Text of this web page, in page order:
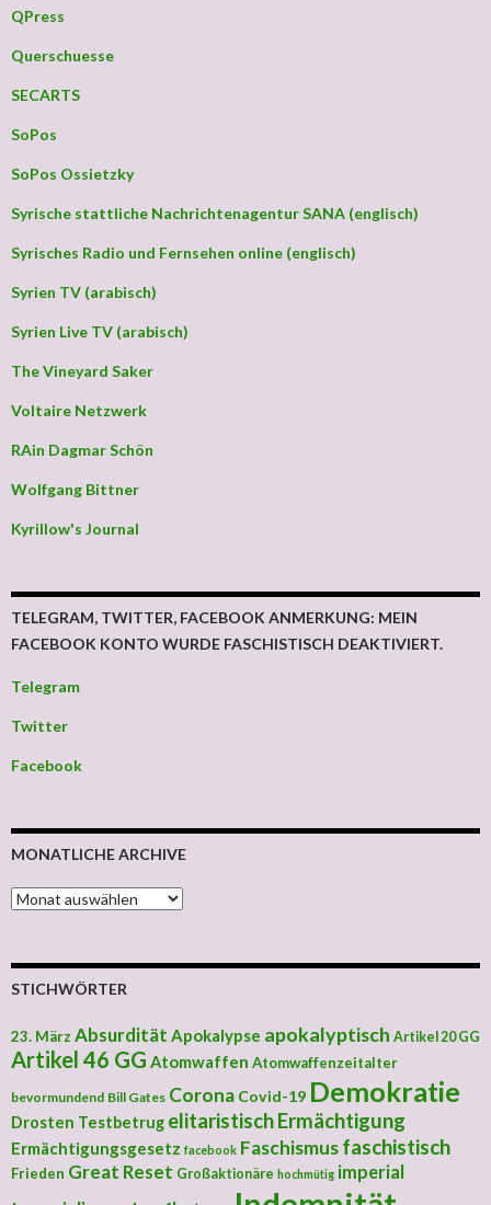
QPress
Querschuesse
SECARTS
SoPos
SoPos Ossietzky
Syrische stattliche Nachrichtenagentur SANA (englisch)
Syrisches Radio und Fernsehen online (englisch)
Syrien TV (arabisch)
Syrien Live TV (arabisch)
The Vineyard Saker
Voltaire Netzwerk
RAin Dagmar Schön
Wolfgang Bittner
Kyrillow's Journal
TELEGRAM, TWITTER, FACEBOOK ANMERKUNG: MEIN
FACEBOOK KONTO WURDE FASCHISTISCH DEAKTIVIERT.
Telegram
Twitter
Facebook
MONATLICHE ARCHIVE
MONATLICHE ARCHIVE
STICHWÖRTER
23. März Absurdität Apokalypse apokalyptisch Artikel 20 GG
Artikel 46 GG Atomwaffen Atomwaffenzeitalter
bevormundend Bill Gates Corona Covid-19 Demokratie
Drosten Testbetrug elitaristischErmächtigung
Ermächtigungsgesetz facebook Faschismusfaschistisch
Frieden Great Reset Großaktionäre hochmütig imperial